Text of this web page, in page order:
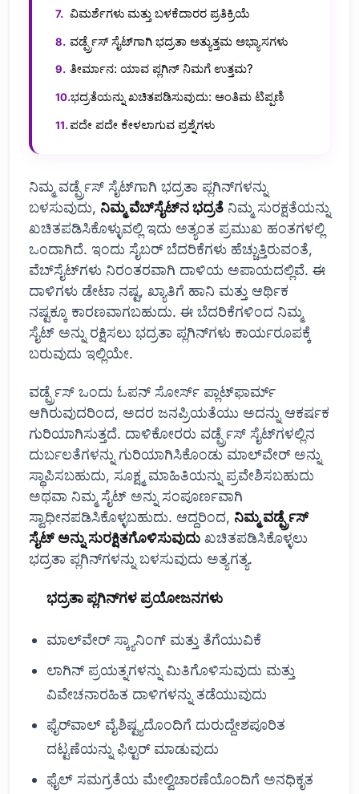
ವಿಮರ್ಶೆಗಳು ಮತ್ತು ಬಳಕೆದಾರರ ಪ್ರತಿಕ್ರಿಯೆ
ವರ್ಡ್ಪ್ರೆಸ್ ಸೈಟ್‌ಗಾಗಿ ಭದ್ರತಾ ಅತ್ಯುತ್ತಮ ಅಭ್ಯಾಸಗಳು
ತೀರ್ಮಾನ: ಯಾವ ಪ್ಲಗಿನ್ ನಿಮಗೆ ಉತ್ತಮ?
ಭದ್ರತೆಯನ್ನು ಖಚಿತಪಡಿಸುವುದು: ಅಂತಿಮ ಟಿಪ್ಪಣಿ
ಪದೇ ಪದೇ ಕೇಳಲಾಗುವ ಪ್ರಶ್ನೆಗಳು
ನಿಮ್ಮ ವರ್ಡ್ಪ್ರೆಸ್ ಸೈಟ್‌ಗಾಗಿ ಭದ್ರತಾ ಪ್ಲಗಿನ್‌ಗಳನ್ನು
ಬಳಸುವುದು, ನಿಮ್ಮ ವೆಬ್‌ಸೈಟ್‌ನ ಭದ್ರತೆ ನಿಮ್ಮ ಸುರಕ್ಷತೆಯನ್ನು
ಖಚಿತಪಡಿಸಿಕೊಳ್ಳುವಲ್ಲಿ ಇದು ಅತ್ಯಂತ ಪ್ರಮುಖ ಹಂತಗಳಲ್ಲಿ
ಒಂದಾಗಿದೆ. ಇಂದು ಸೈಬರ್ ಬೆದರಿಕೆಗಳು ಹೆಚ್ಚುತ್ತಿರುವಂತೆ,
ವೆಬ್‌ಸೈಟ್‌ಗಳು ನಿರಂತರವಾಗಿ ದಾಳಿಯ ಅಪಾಯದಲ್ಲಿವೆ. ಈ
ದಾಳಿಗಳು ಡೇಟಾ ನಷ್ಟ, ಖ್ಯಾತಿಗೆ ಹಾನಿ ಮತ್ತು ಆರ್ಥಿಕ
ನಷ್ಟಕ್ಕೂ ಕಾರಣವಾಗಬಹುದು. ಈ ಬೆದರಿಕೆಗಳಿಂದ ನಿಮ್ಮ
ಸೈಟ್ ಅನ್ನು ರಕ್ಷಿಸಲು ಭದ್ರತಾ ಪ್ಲಗಿನ್‌ಗಳು ಕಾರ್ಯರೂಪಕ್ಕೆ
ಬರುವುದು ಇಲ್ಲಿಯೇ.
ವರ್ಡ್ಪ್ರೆಸ್ ಒಂದು ಓಪನ್ ಸೋರ್ಸ್ ಪ್ಲಾಟ್‌ಫಾರ್ಮ್
ಆಗಿರುವುದರಿಂದ, ಅದರ ಜನಪ್ರಿಯತೆಯು ಅದನ್ನು ಆಕರ್ಷಕ
ಗುರಿಯಾಗಿಸುತ್ತದೆ. ದಾಳಿಕೋರರು ವರ್ಡ್ಪ್ರೆಸ್ ಸೈಟ್‌ಗಳಲ್ಲಿನ
ದುರ್ಬಲತೆಗಳನ್ನು ಗುರಿಯಾಗಿಸಿಕೊಂಡು ಮಾಲ್‌ವೇರ್ ಅನ್ನು
ಸ್ಥಾಪಿಸಬಹುದು, ಸೂಕ್ಷ್ಮ ಮಾಹಿತಿಯನ್ನು ಪ್ರವೇಶಿಸಬಹುದು
ಅಥವಾ ನಿಮ್ಮ ಸೈಟ್ ಅನ್ನು ಸಂಪೂರ್ಣವಾಗಿ
ಸ್ವಾಧೀನಪಡಿಸಿಕೊಳ್ಳಬಹುದು. ಆದ್ದರಿಂದ, ನಿಮ್ಮ ವರ್ಡ್ಪ್ರೆಸ್
ಸೈಟ್ ಅನ್ನು ಸುರಕ್ಷಿತಗೊಳಿಸುವುದು ಖಚಿತಪಡಿಸಿಕೊಳ್ಳಲು
ಭದ್ರತಾ ಪ್ಲಗಿನ್‌ಗಳನ್ನು ಬಳಸುವುದು ಅತ್ಯಗತ್ಯ.
ಭದ್ರತಾ ಪ್ಲಗಿನ್‌ಗಳ ಪ್ರಯೋಜನಗಳು
ಮಾಲ್‌ವೇರ್ ಸ್ಕ್ಯಾನಿಂಗ್ ಮತ್ತು ತೆಗೆಯುವಿಕೆ
ಲಾಗಿನ್ ಪ್ರಯತ್ನಗಳನ್ನು ಮಿತಿಗೊಳಿಸುವುದು ಮತ್ತು
ವಿವೇಚನಾರಹಿತ ದಾಳಿಗಳನ್ನು ತಡೆಯುವುದು
ಫೈರ್‌ವಾಲ್ ವೈಶಿಷ್ಟ್ಯದೊಂದಿಗೆ ದುರುದ್ದೇಶಪೂರಿತ
ದಟ್ಟಣೆಯನ್ನು ಫಿಲ್ಟರ್ ಮಾಡುವುದು
ಫೈಲ್ ಸಮಗ್ರತೆಯ ಮೇಲ್ವಿಚಾರಣೆಯೊಂದಿಗೆ ಅನಧಿಕೃತ